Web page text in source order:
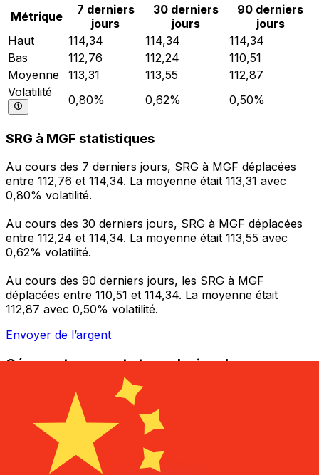
Métrique
7 derniers
jours
30 derniers
jours
90 derniers
jours
Haut
114,34 114,34
114,34
Bas
112,76 112,24
110,51
Moyenne
113,31 113,55
112,87
Volatilité
0,80% 0,62% 0,50%
SRG à MGF statistiques
Au cours des 7 derniers jours, SRG à MGF déplacées
entre 112,76 et 114,34. La moyenne était 113,31 avec
0,80% volatilité.
Au cours des 30 derniers jours, SRG à MGF déplacées
entre 112,24 et 114,34. La moyenne était 113,55 avec
0,62% volatilité.
Au cours des 90 derniers jours, les SRG à MGF
déplacées entre 110,51 et 114,34. La moyenne était
112,87 avec 0,50% volatilité.
Envoyer de l’argent
Gérez votre argent et vos devises lorsque vous
êtes en déplacement
L'application Xe réunit toutes les fonctionnalités
nécessaires pour vos transferts d'argent internationaux
et la gestion de vos devises. Convertissez des devises,
programmez des alertes de taux et transférez de
l'argent à l'étranger sans frais cachés. Téléchargez